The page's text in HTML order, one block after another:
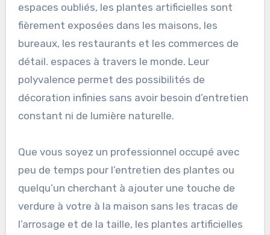
espaces oubliés, les plantes artificielles sont
fièrement exposées dans les maisons, les
bureaux, les restaurants et les commerces de
détail. espaces à travers le monde. Leur
polyvalence permet des possibilités de
décoration infinies sans avoir besoin d’entretien
constant ni de lumière naturelle.
Que vous soyez un professionnel occupé avec
peu de temps pour l’entretien des plantes ou
quelqu’un cherchant à ajouter une touche de
verdure à votre à la maison sans les tracas de
l’arrosage et de la taille, les plantes artificielles